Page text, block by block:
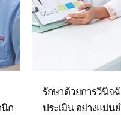
นิก
รักษาด้วยการวินิจ
ประเมิน อย่างแม่น